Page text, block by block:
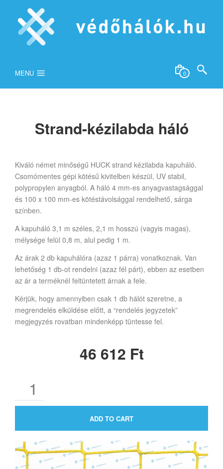
MENU 0
Strand-kézilabda háló
Kiváló német minőségű HUCK strand kézilabda kapuháló.
Csomómentes gépi kötésű kivitelben készül, UV stabil,
polypropylen anyagból. A háló 4 mm-es anyagvastagsággal
és 100 x 100 mm-es kötéstávolsággal rendelhető, sárga
színben.
A kapuháló 3,1 m széles, 2,1 m hosszú (vagyis magas),
mélysége felül 0,8 m, alul pedig 1 m.
Az árak 2 db kapuhálóra (azaz 1 párra) vonatkoznak. Van
lehetőség 1 db-ot rendelni (azaz fél párt), ebben az esetben
az ár a terméknél feltüntetett árnak a fele.
Kérjük, hogy amennyiben csak 1 db hálót szeretne, a
megrendelés elküldése előtt, a “rendelés jegyzetek”
megjegyzés rovatban mindenképp tüntesse fel.
46 612 Ft
ADD TO CART